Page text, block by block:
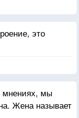
это
мнениях, мы
Жена называет